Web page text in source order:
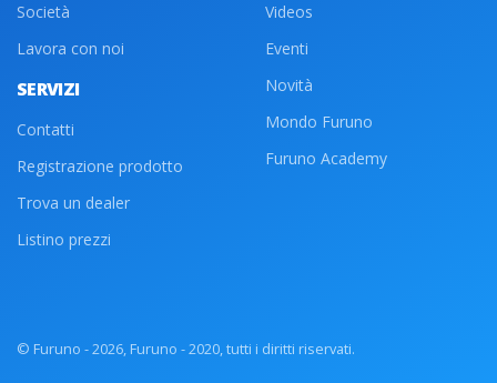
Società
Lavora con noi
SERVIZI
Contatti
Registrazione prodotto
Trova un dealer
Listino prezzi
Videos
Eventi
Novità
Mondo Furuno
Furuno Academy
© Furuno - 2026, Furuno - 2020, tutti i diritti riservati.